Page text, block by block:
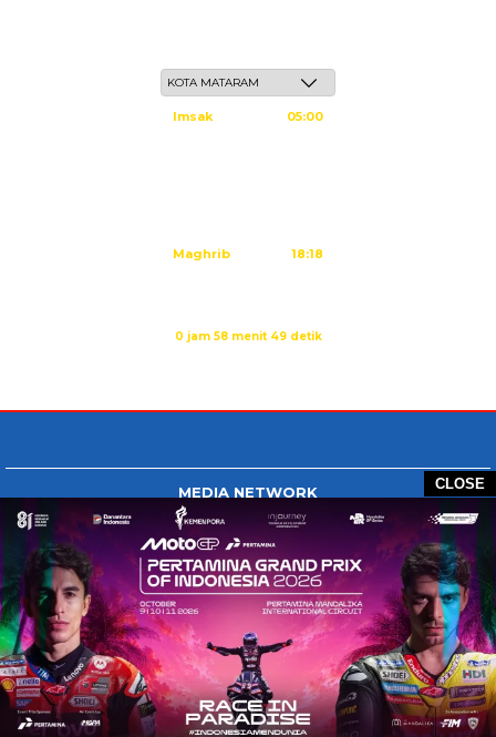
CLOSE
Imsak 05:00
Maghrib 18:18
0 jam 58 menit 48 detik
MEDIA NETWORK
Tangan Berbagi
BERBAGI News
Whatsapp.com
Tiktok.com
Twitter.com Youtube.com
HOME REDAKSI
PEDOMAN MEDIA SIBER
DISCLAIMER
INFO IKLAN
COPYRIGHT © 2026 GONTB - ALL RIGHTS RESERVED